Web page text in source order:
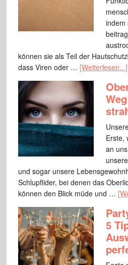
indem
können sie als Teil der
dass Viren oder … [Weiterlesen...]
Erste,
an
und sogar unsere
Schlupflider, bei denen das
können den Blick müde und …
5